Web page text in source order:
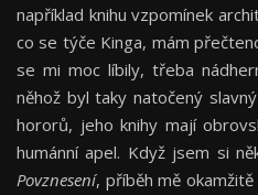
například knihu vzpomínek
co se týče Kinga, mám
se mi moc líbily, třeba
něhož byl taky natočený
hororů, jeho knihy mají
humánní apel. Když jsem si
Povznesení, příběh mě